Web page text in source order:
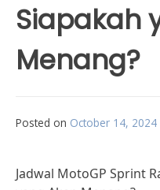
Siapakah
Menang?
Posted on October 14, 2024
Jadwal MotoGP Sprint